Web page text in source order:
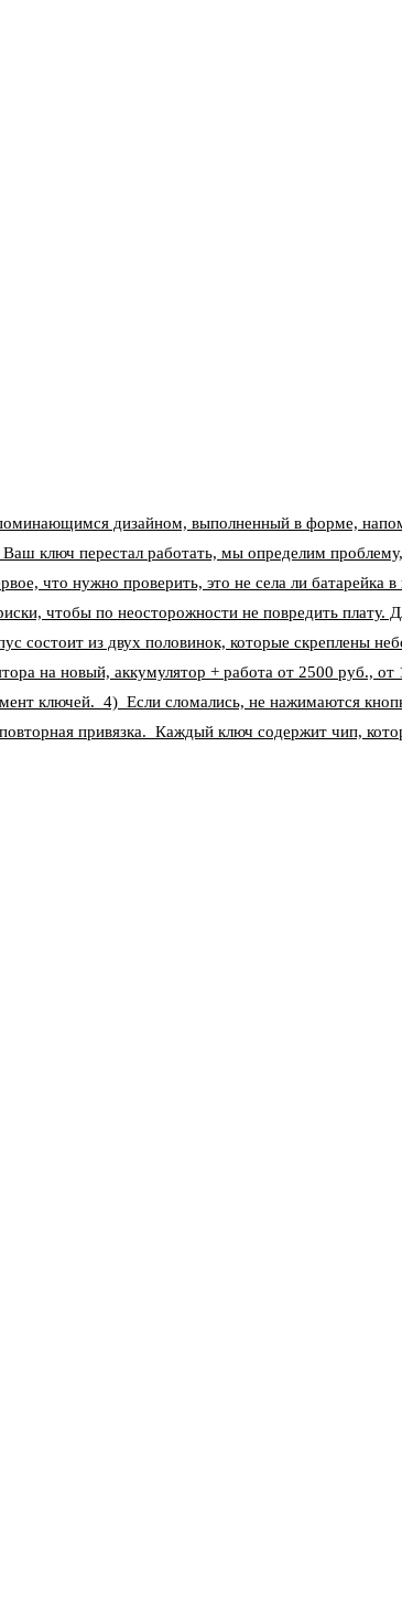
дизайном, выполненный в форме,
ключ перестал работать, мы определим
что нужно проверить, это не села ли
чтобы по неосторожности не повредить плату.
состоит из двух половинок, которые скреплены
на новый, аккумулятор + работа от 2500 руб.,
ключей. 4) Если сломались, не нажимаются
привязка. Каждый ключ содержит чип,